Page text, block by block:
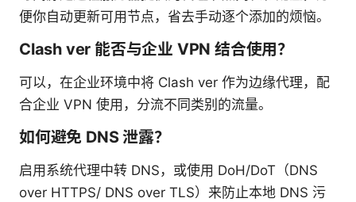
便你自动更新可用节点，省去手动逐个添加的烦恼。
Clash ver 能否与企业 VPN 结合使用？
可以，在企业环境中将 Clash ver 作为边缘代理，配
合企业 VPN 使用，分流不同类别的流量。
如何避免 DNS 泄露？
启用系统代理中转 DNS，或使用 DoH/DoT（DNS
over HTTPS/ DNS over TLS）来防止本地 DNS 污